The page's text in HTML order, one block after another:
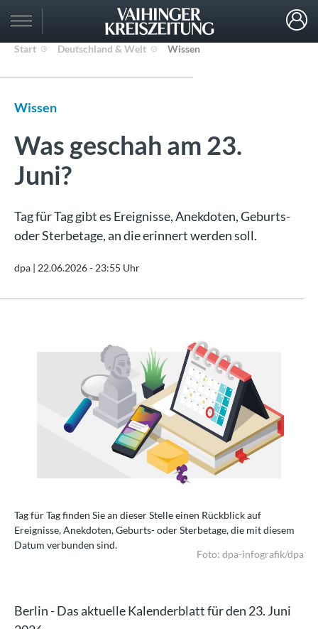
Start Deutschland & Welt Wissen
Wissen
Was geschah am 23.
Juni?
Tag für Tag gibt es Ereignisse, Anekdoten, Geburts-
oder Sterbetage, an die erinnert werden soll.
dpa | 22.06.2026 - 23:55 Uhr
Tag für Tag finden Sie an dieser Stelle einen Rückblick auf
Ereignisse, Anekdoten, Geburts- oder Sterbetage, die mit diesem
Datum verbunden sind.
Foto: dpa-infografik/dpa
Berlin - Das aktuelle Kalenderblatt für den 23. Juni